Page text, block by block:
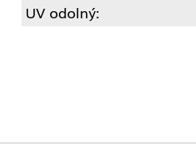
UV odolný: